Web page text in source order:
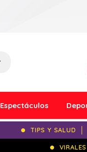
Espectáculos
TIPS Y SALUD
VIRALES